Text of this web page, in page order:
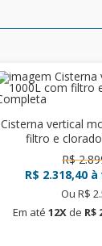
Cisterna vertical
filtro e
R$
R$ 2.318,40à
Ou R$
Em até 12X de R$